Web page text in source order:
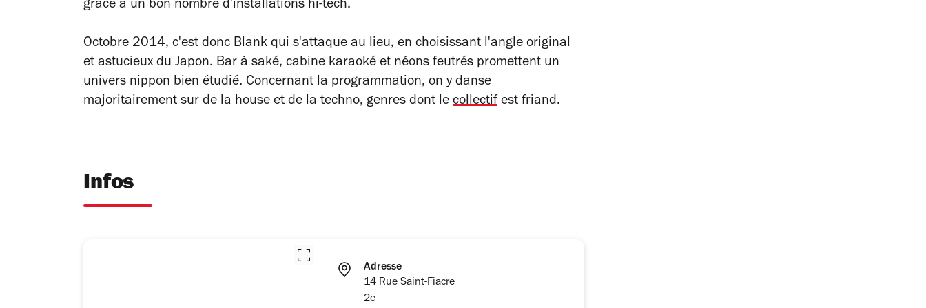
grâce à un bon nombre d'installations hi-tech.
Octobre 2014, c'est donc Blank qui s'attaque au lieu, en choisissant l'angle original
et astucieux du Japon. Bar à saké, cabine karaoké et néons feutrés promettent un
univers nippon bien étudié. Concernant la programmation, on y danse
majoritairement sur de la house et de la techno, genres dont le collectif est friand.
Infos
Adresse
14 Rue Saint-Fiacre
2e